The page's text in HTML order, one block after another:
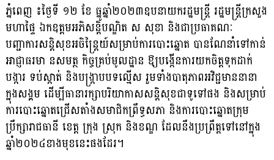
ភ្នំពេញ ៖ថ្ងៃទី ១២ ខែ ធ្នូឆ្នាំ២០២៣ឧបនាយករដ្ឋមន្រ្តី រដ្ឋមន្ត្រីក្រសួង
មហាផ្ទៃ ឯកឧត្តមអភិសន្តិបណ្ឌិត ស សុខា និងជាប្រធាគណៈ
បញ្ជាការសន្តិសុខអចិន្ត្រៃយ៍សម្រាប់ការបោះឆ្នោត បានណែនាំទៅកាន់
អាជ្ញាធរមា នសមត្ថ កិច្ចគ្រប់មូលដ្ឋាន ឱ្យបង្កើនការយកចិត្តទុកដាក់
បង្ការ ទប់ស្កាត់ និងបង្ក្រាបបទល្មើស រួមទាំងបាតុភាពអវិជ្ជមាននានា
ក្នុងសង្គម ដើម្បីធានារក្សាបរិយាកាសសន្តិសុខជាទូទៅផង និងសម្រាប់
ការបោះឆ្នោតជ្រើសតាំងសមាជិកព្រឹទ្ធសភា និងការបោះឆ្នោតក្រុម
ប្រឹក្សារាជធានី ខេត្ត ក្រុង ស្រុក និងខណ្ឌ ដែលនឹងប្រព្រឹត្តទៅនៅក្នុង
ឆ្នាំ២០២៤ខាងមុខនេះផងដែរ។